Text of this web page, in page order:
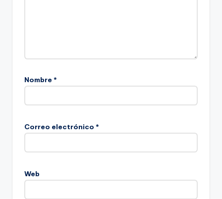
Nombre *
Correo electrónico *
Web